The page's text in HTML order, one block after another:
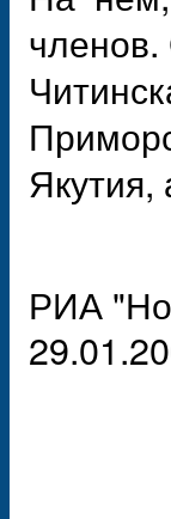
членов.
Якутия,
РИА